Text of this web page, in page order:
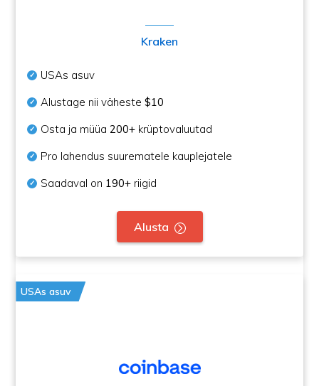
Kraken
USAs asuv
Alustage nii väheste$10
Osta ja müüa200+ krüptovaluutad
Pro lahendus suurematele kauplejatele
Saadaval on 190+ riigid
Alusta
USAs asuv